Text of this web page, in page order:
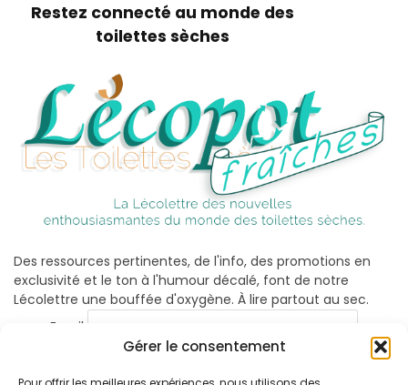
Gérer le consentement
Restez connecté au monde des
toilettes sèches
Des ressources pertinentes, de l'info, des promotions en
exclusivité et le ton à l'humour décalé, font de notre
Lécolettre une bouffée d'oxygène. À lire partout au sec.
Email